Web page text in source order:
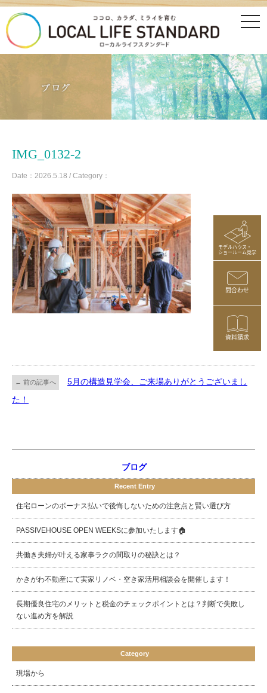
モデルハウス・
ショールーム見学
問合わせ
資料請求
IMG_0132-2
Date：2026.5.18 / Category：
← 前の記事へ
5月の構造見学会、ご来場ありがとうございまし
た！
ブログ
Recent Entry
住宅ローンのボーナス払いで後悔しないための注意点と賢い選び方
PASSIVEHOUSE OPEN WEEKSに参加いたします🏠
共働き夫婦が叶える家事ラクの間取りの秘訣とは？
かきがわ不動産にて実家リノベ・空き家活用相談会を開催します！
長期優良住宅のメリットと税金のチェックポイントとは？判断で失敗し
ない進め方を解説
Category
現場から